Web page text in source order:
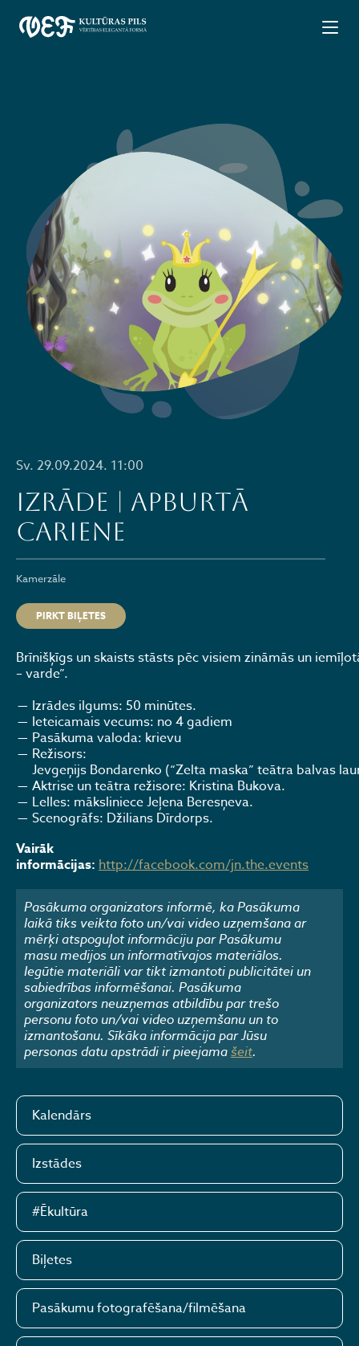
Sv. 29.09.2024. 11:00
Izrāde | APBURTĀ
CARIENE
Kamerzāle
PIRKT BIĻETES
Brīnišķīgs un skaists stāsts pēc visiem zināmās un
– varde”.
Izrādes ilgums: 50 minūtes.
Ieteicamais vecums: no 4 gadiem
Pasākuma valoda: krievu
Režisors:
Jevgeņijs Bondarenko (“Zelta maska” teātra balvas
Aktrise un teātra režisore: Kristina Bukova.
Lelles: māksliniece Jeļena Beresņeva.
Scenogrāfs: Džilians Dīrdorps.
Vairāk
informācijas: http://facebook.com/jn.the.events
Pasākuma organizators informē, ka Pasākuma
laikā tiks veikta foto un/vai video uzņemšana ar
mērķi atspoguļot informāciju par Pasākumu
masu medijos un informatīvajos materiālos.
Iegūtie materiāli var tikt izmantoti publicitātei un
sabiedrības informēšanai. Pasākuma
organizators neuzņemas atbildību par trešo
personu foto un/vai video uzņemšanu un to
izmantošanu. Sīkāka informācija par Jūsu
personas datu apstrādi ir pieejamašeit.
Kalendārs
Izstādes
#Ēkultūra
Biļetes
Pasākumu fotografēšana/filmēšana